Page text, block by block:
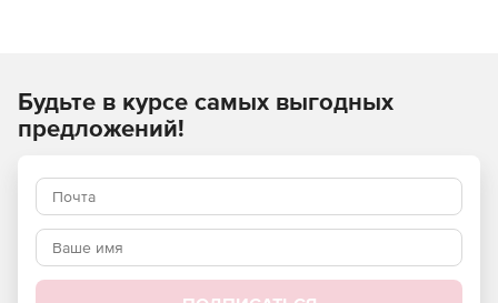
Как устроена защита
В основе — многоуровневая модель: антивирус,
вымогателей, фильтрация почты и интернет-трафика.
Отмеченные наградами технологии упреждающего
обнаружения дополняются поведенческим
(эвристическим) анализом, который выявляет
неизвестные вредоносные программы и эксплойты
Будьте в курсе самых выгодных
предложений!